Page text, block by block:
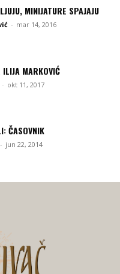
MINIJATURE SPAJAJU
- mar 14, 2016
MARKOVIĆ
- okt 11, 2017
ČASOVNIK
- jun 22, 2014